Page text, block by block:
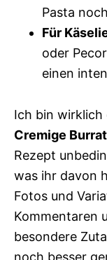
Pasta
Für
oder
einen
Ich bin wirklich
Cremige
Rezept
was ihr davon
Fotos und
Kommentaren
besondere
noch besser